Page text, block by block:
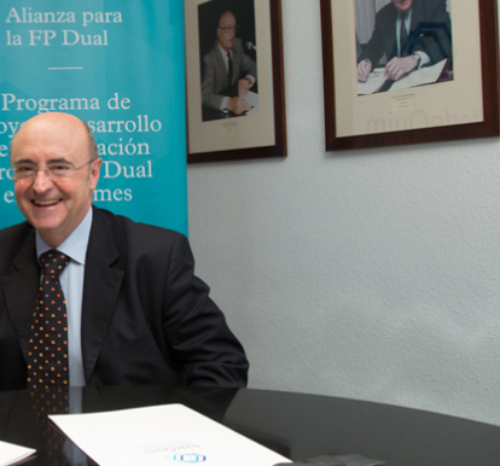
Institut d’Estudis Estratègics
Organizaciones sectoriales
Sociedad Barcelonesa de
Económicos y Sociales
Organizaciones territoriales
Sede Social